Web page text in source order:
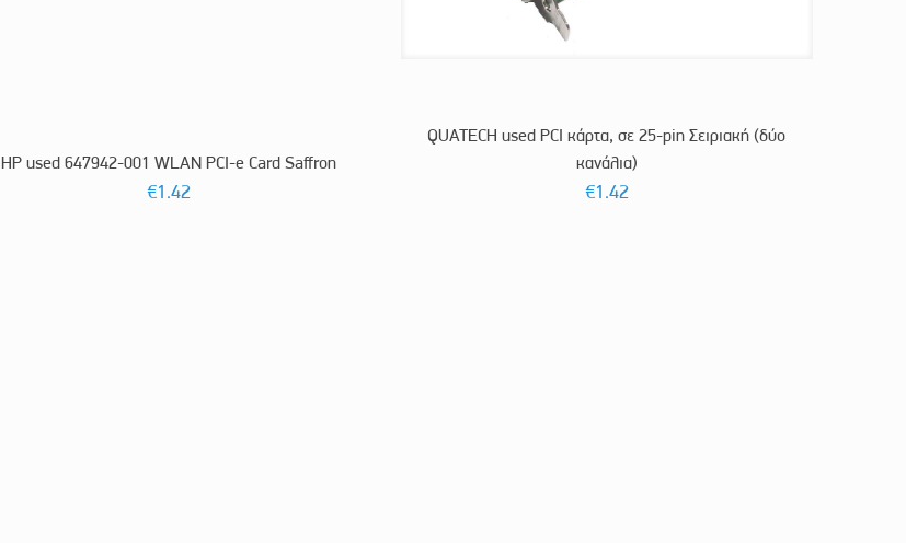
HP used 647942-001 WLAN PCI-e Card Saffron
€1.42
QUATECH used PCI κάρτα, σε 25-pin Σειριακή (δύο
κανάλια)
€1.42